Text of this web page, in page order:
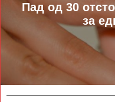
Пад од 30
за